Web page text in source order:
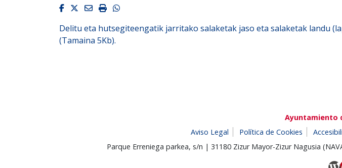
Facebook
Twitter
EmailImprimirWhatsapp
Delitu eta hutsegiteengatik jarritako salaketak jaso eta salaketak landu
(Tamaina 5Kb).
Ayuntamiento
Aviso Legal
Política de Cookies
Parque Erreniega parkea, s/n | 31180 Zizur Mayor-Zizur Nagusia